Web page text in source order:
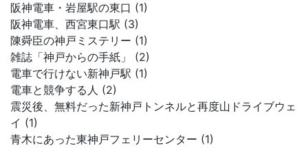
阪神電車・岩屋駅の東口 (1)
阪神電車、西宮東口駅 (3)
陳舜臣の神戸ミステリー (1)
雑誌「神戸からの手紙」 (2)
電車で行けない新神戸駅 (1)
電車と競争する人 (2)
震災後、無料だった新神戸トンネルと再度山ドライブウェ
イ (1)
青木にあった東神戸フェリーセンター (1)